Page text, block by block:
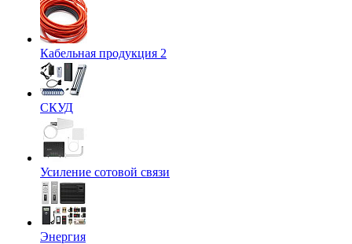
Кабельная продукция 2
СКУД
Усиление сотовой связи
Энергия